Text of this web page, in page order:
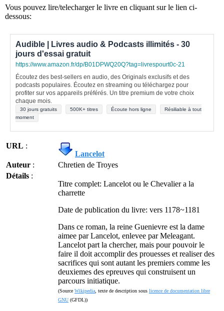
Vous pouvez lire/telecharger le livre en cliquant sur le lien ci-
dessous:
Audible | Livres audio & Podcasts illimités - 30
jours d'essai gratuit
https://www.amazon.fr/dp/B01DPWQ20Q?tag=livrespourt0c-21
Écoutez des best-sellers en audio, des Originals exclusifs et des
podcasts populaires. Écoutez en streaming ou téléchargez pour
profiter sur vos appareils préférés. Un titre premium de votre choix
chaque mois.
30 jours gratuits 500K+ titres Écoute hors ligne
Résiliable à tout
moment
URL :
Lancelot
Auteur :
Chretien de Troyes
Détails :
Titre complet: Lancelot ou le Chevalier a la
charrette
Date de publication du livre: vers 1178~1181
Dans ce roman, la reine Guenievre est la dame
aimee par Lancelot, enlevee par Meleagant.
Lancelot part la chercher, mais pour pouvoir le
faire il doit accomplir des prouesses et realiser des
sacrifices qui sont autant les premiers comme les
deuxiemes des epreuves qui construisent un
parcours initiatique.
(Source Wikipedia , texte de description sous licence de documentation libre
GNU (GFDL))